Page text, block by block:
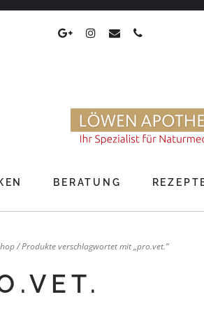
BERATUNG
/ Produkte verschlagwortet mit „pro.vet.“